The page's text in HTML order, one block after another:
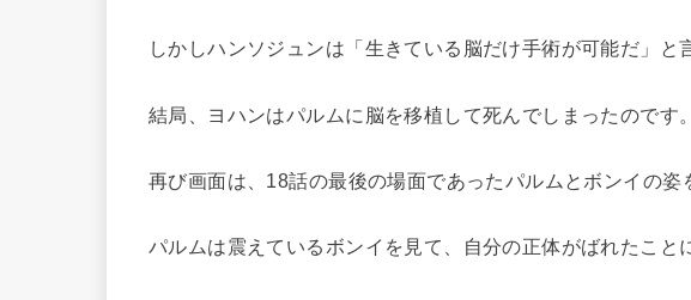
しかしハンソジュンは「生きている脳だけ手術が可能だ」と
結局、ヨハンはパルムに脳を移植して死んでしまったのです。
再び画面は、18話の最後の場面であったパルムとボンイの姿
パルムは震えているボンイを見て、自分の正体がばれたこと